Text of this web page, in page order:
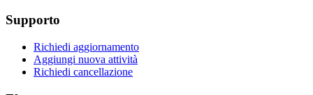
Supporto
Richiedi aggiornamento
Aggiungi nuova attività
Richiedi cancellazione